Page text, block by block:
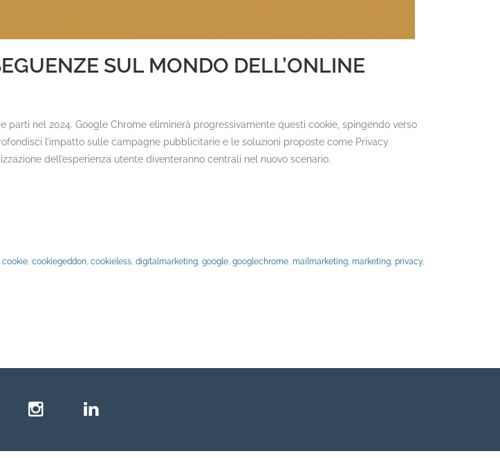
SUL MONDO DELL’ONLINE
nel 2024. Google Chrome eliminerà progressivamente questi cookie, spingendo verso
l’impatto sulle campagne pubblicitarie e le soluzioni proposte come Privacy
dell’esperienza utente diventeranno centrali nel nuovo scenario.
cookie, cookiegeddon, cookieless, digitalmarketing, google, googlechrome, mailmarketing, marketing, privacy,